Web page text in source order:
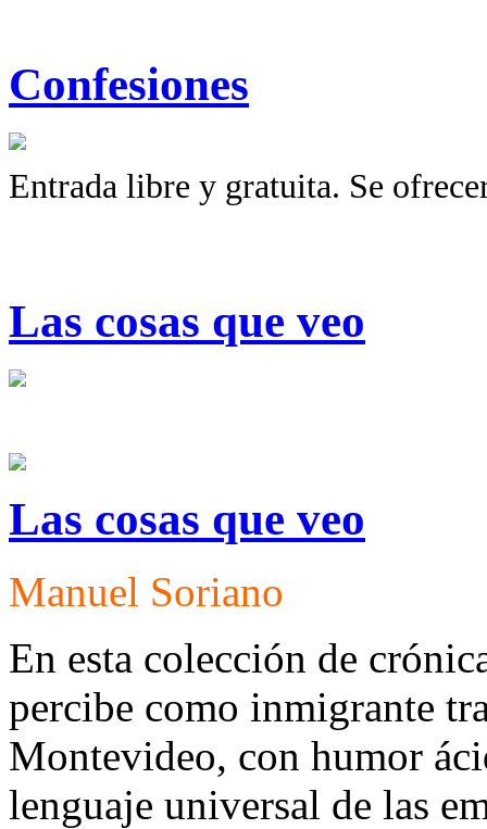
Confesiones
Entrada libre y gratuita. Se
Las cosas que veo
Las cosas que veo
Manuel Soriano
En esta colección de
percibe como inmigrante
Montevideo, con humor
lenguaje universal de las